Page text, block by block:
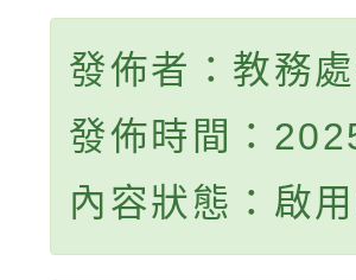
發佈者：教務
發佈時間：
內容狀態：啟